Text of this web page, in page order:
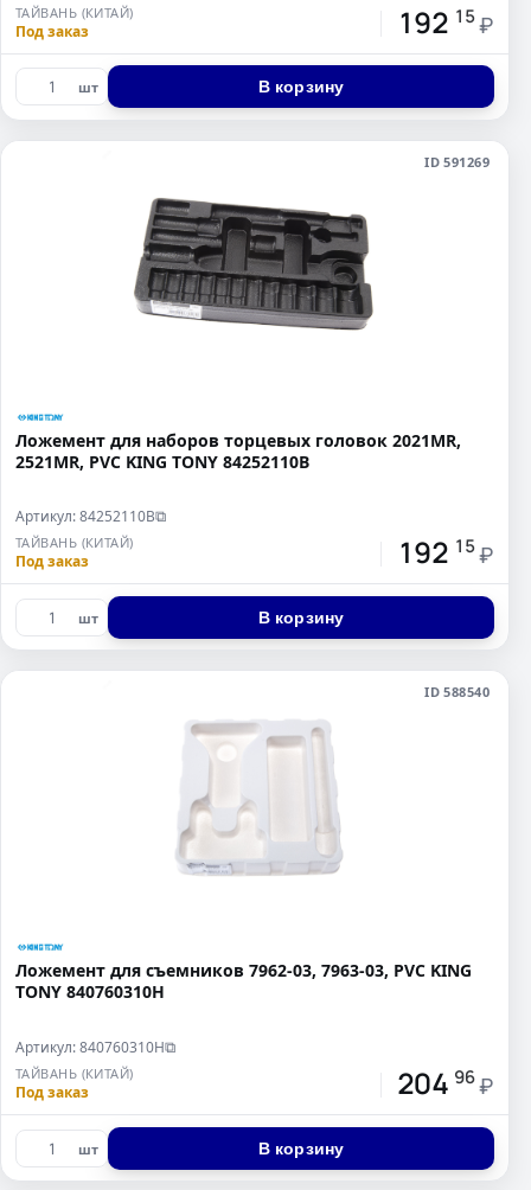
ТАЙВАНЬ (КИТАЙ)
Под заказ 192 15 ₽
шт В корзину
ID 591269
Ложемент для наборов торцевых головок 2021MR,
2521MR, PVC KING TONY 84252110B
Артикул: 84252110B⧉
ТАЙВАНЬ (КИТАЙ)
Под заказ 192 15 ₽
шт В корзину
ID 588540
Ложемент для съемников 7962-03, 7963-03, PVC KING
TONY 840760310H
Артикул: 840760310H⧉
ТАЙВАНЬ (КИТАЙ)
Под заказ 204 96 ₽
шт В корзину